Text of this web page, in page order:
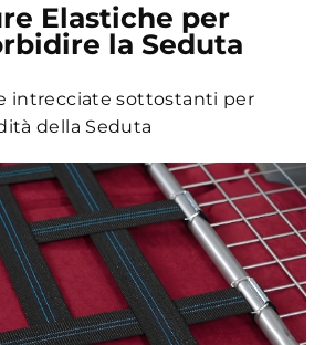
Elastiche per
la Seduta
intrecciate sottostanti per
della Seduta